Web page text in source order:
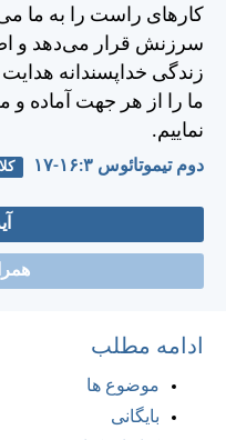
كارهای راست را به ما
سرزنش قرار می‌دهد و
زندگی خداپسندانه
ما را از هر جهت آماده و
نماييم.
دوم تيموتائوس ۳:‏۱۶-‏۱۷
ادامه مطلب
موضوع ها
بایگانی